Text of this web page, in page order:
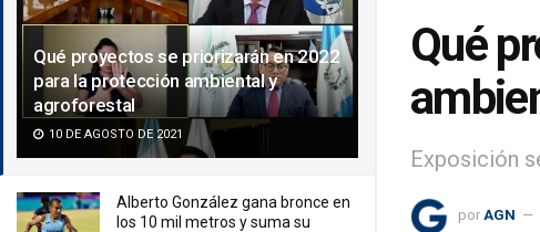
Qué proyectos se priorizarán en 2022
para la protección ambiental y
agroforestal
10 DE AGOSTO DE 2021
Alberto González gana bronce en
los 10 mil metros y suma su
Qué
Exposición
por AGN